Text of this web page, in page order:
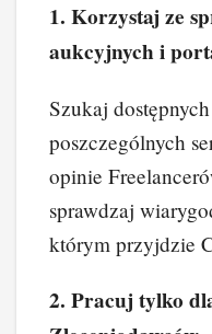
1. Korzystaj ze
aukcyjnych i
Szukaj
poszczególnych
opinie
sprawdzaj
którym przyjdzie
2. Pracuj tylko